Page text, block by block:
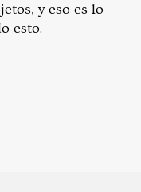
y eso es lo
esto.